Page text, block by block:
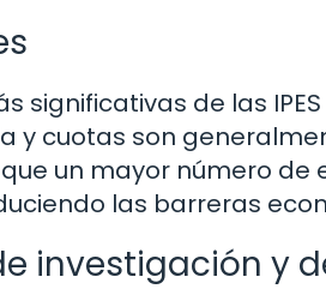
significativas de las
y cuotas son
un mayor número
las barreras
investigación y